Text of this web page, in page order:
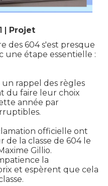
| Projet
des 604 s'est presque
une étape essentielle :
un rappel des règles
du faire leur choix
année par
officielle ont
la classe de 604 le
Gillio.
la
et espèrent que cela